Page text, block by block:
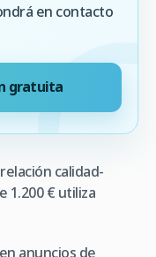
en contacto
gratuita
calidad-
1.200 € utiliza
anuncios de